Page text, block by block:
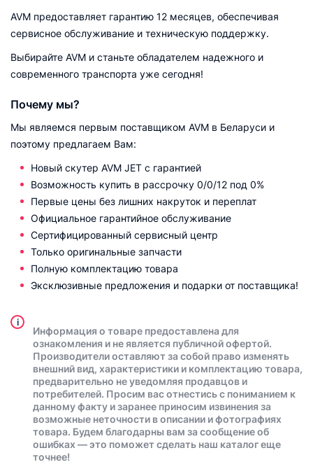
AVM предоставляет гарантию 12 месяцев, обеспечивая
сервисное обслуживание и техническую поддержку.
Выбирайте AVM и станьте обладателем надежного и
современного транспорта уже сегодня!
Почему мы?
Мы являемся первым поставщиком AVM в Беларуси и
поэтому предлагаем Вам:
Новый cкутер AVM JET с гарантией
Возможность купить в рассрочку 0/0/12 под 0%
Первые цены без лишних накруток и переплат
Официальное гарантийное обслуживание
Сертифицированный сервисный центр
Только оригинальные запчасти
Полную комплектацию товара
Эксклюзивные предложения и подарки от поставщика!
i
Информация о товаре предоставлена для
ознакомления и не является публичной офертой.
Производители оставляют за собой право изменять
внешний вид, характеристики и комплектацию товара,
предварительно не уведомляя продавцов и
потребителей. Просим вас отнестись с пониманием к
данному факту и заранее приносим извинения за
возможные неточности в описании и фотографиях
товара. Будем благодарны вам за сообщение об
ошибках — это поможет сделать наш каталог еще
точнее!